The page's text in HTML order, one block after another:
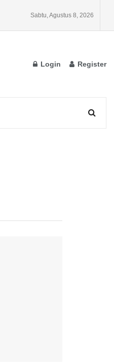
Sabtu, Agustus 8, 2026
Login Register